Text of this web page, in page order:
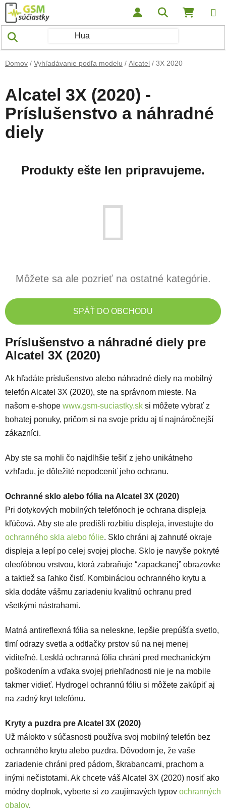
Prejsť na obsah Hľadať
Domov / Vyhľadávanie podľa modelu / Alcatel / 3X 2020
Alcatel 3X (2020) -
Príslušenstvo a náhradné
diely
Produkty ešte len pripravujeme.
Môžete sa ale pozrieť na ostatné kategórie.
SPÄŤ DO OBCHODU
Príslušenstvo a náhradné diely pre
Alcatel 3X (2020)
Ak hľadáte príslušenstvo alebo náhradné diely na mobilný
telefón Alcatel 3X (2020), ste na správnom mieste. Na
našom e-shope www.gsm-suciastky.sk si môžete vybrať z
bohatej ponuky, pričom si na svoje prídu aj tí najnáročnejší
zákazníci.
Aby ste sa mohli čo najdlhšie tešiť z jeho unikátneho
vzhľadu, je dôležité nepodceniť jeho ochranu.
Ochranné sklo alebo fólia na Alcatel 3X (2020)
Pri dotykových mobilných telefónoch je ochrana displeja
kľúčová. Aby ste ale predišli rozbitiu displeja, investujte do
ochranného skla alebo fólie. Sklo chráni aj zahnuté okraje
displeja a lepí po celej svojej ploche. Sklo je navyše pokryté
oleofóbnou vrstvou, ktorá zabraňuje “zapackanej” obrazovke
a taktiež sa ľahko čistí. Kombináciou ochranného krytu a
skla dodáte vášmu zariadeniu kvalitnú ochranu pred
všetkými nástrahami.
Matná antireflexná fólia sa neleskne, lepšie prepúšťa svetlo,
tlmí odrazy svetla a odtlačky prstov sú na nej menej
viditeľné. Lesklá ochranná fólia chráni pred mechanickým
poškodením a vďaka svojej priehľadnosti nie je na mobile
takmer vidieť. Hydrogel ochrannú fóliu si môžete zakúpiť aj
na zadný kryt telefónu.
Kryty a puzdra pre Alcatel 3X (2020)
Už málokto v súčasnosti používa svoj mobilný telefón bez
ochranného krytu alebo puzdra. Dôvodom je, že vaše
zariadenie chráni pred pádom, škrabancami, prachom a
inými nečistotami. Ak chcete váš Alcatel 3X (2020) nosiť ako
módny doplnok, vyberte si zo zaujímavých typov ochranných
obalov.